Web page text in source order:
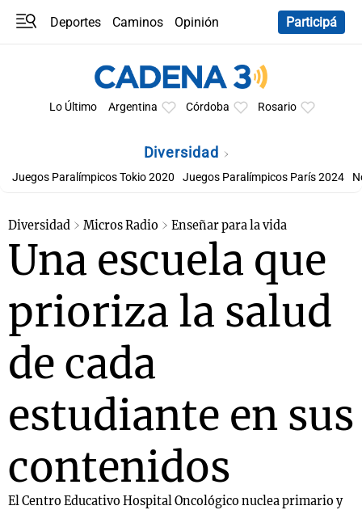
Deportes Caminos
Opinión
Participá
Lo Último Argentina Córdoba Rosario
Diversidad
Juegos Paralímpicos Tokio 2020 Juegos Paralímpicos París 2024
Diversidad Micros Radio Enseñar para la vida
Una escuela que
prioriza la salud
de cada
estudiante en sus
contenidos
El Centro Educativo Hospital Oncológico nuclea primario y